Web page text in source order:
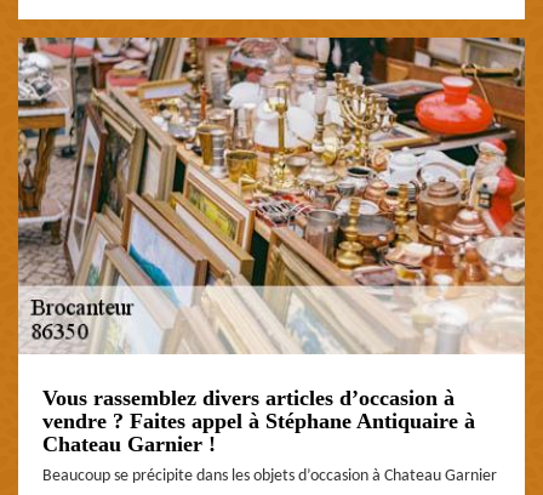
Vous rassemblez divers articles d’occasion à
vendre ? Faites appel à Stéphane Antiquaire à
Chateau Garnier !
Beaucoup se précipite dans les objets d’occasion à Chateau Garnier